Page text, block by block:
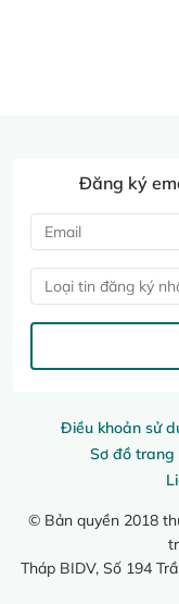
Điều khoản sử
Sơ đồ trang
© Bản quyền 2018
Tháp BIDV, Số 194
Đăng ký
Loại tin đăng ký